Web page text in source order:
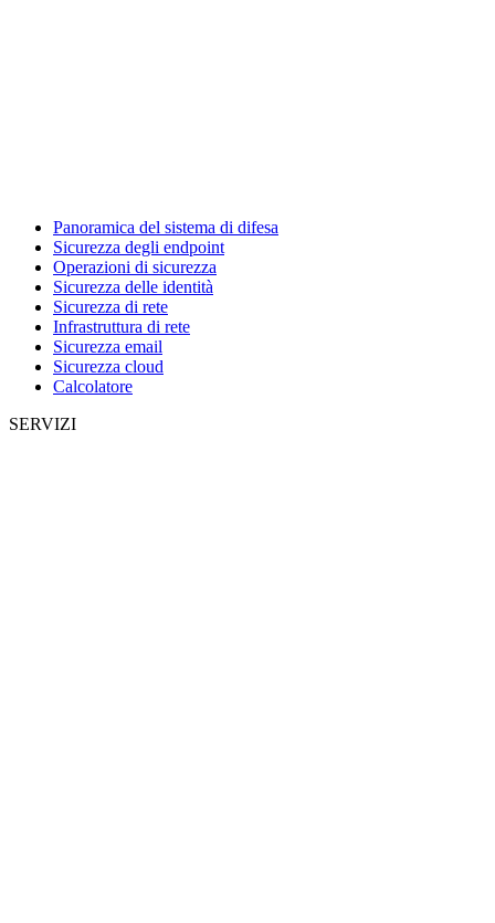
Panoramica del sistema di difesa
Sicurezza degli endpoint
Operazioni di sicurezza
Sicurezza delle identità
Sicurezza di rete
Infrastruttura di rete
Sicurezza email
Sicurezza cloud
Calcolatore
SERVIZI